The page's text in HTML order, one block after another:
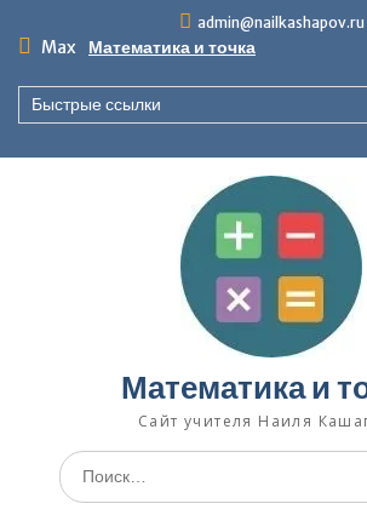
содержимому
admin@nailkashapov.ru
Max Математика и точка
Быстрые ссылки
Математика и
Сайт учителя Наиля
Поиск
по: